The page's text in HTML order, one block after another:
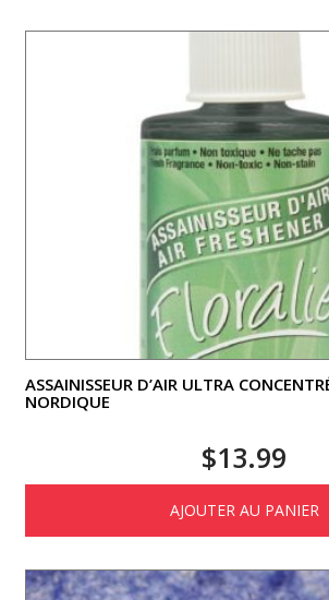
ASSAINISSEUR D’AIR ULTRA
NORDIQUE
$13.99
AJOUTER AU PANIER